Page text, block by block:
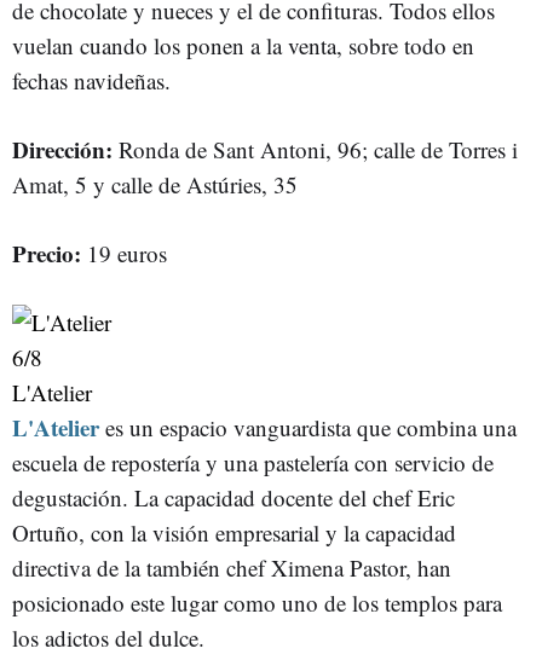
de chocolate y nueces y el de confituras. Todos ellos
vuelan cuando los ponen a la venta, sobre todo en
fechas navideñas.
Dirección: Ronda de Sant Antoni, 96; calle de Torres i
Amat, 5 y calle de Astúries, 35
Precio: 19 euros
6/8
L'Atelier
L'Atelieres un espacio vanguardista que combina una
escuela de repostería y una pastelería con servicio de
degustación. La capacidad docente del chef Eric
Ortuño, con la visión empresarial y la capacidad
directiva de la también chef Ximena Pastor, han
posicionado este lugar como uno de los templos para
los adictos del dulce.